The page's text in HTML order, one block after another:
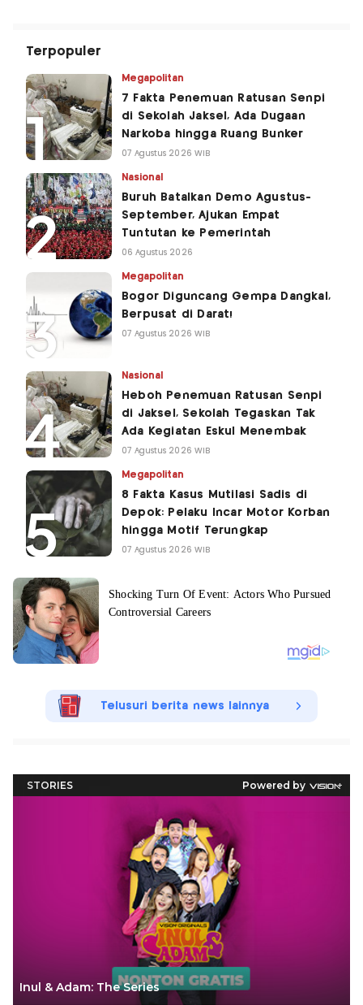
Terpopuler
Megapolitan
7 Fakta Penemuan Ratusan Senpi
di Sekolah Jaksel, Ada Dugaan
Narkoba hingga Ruang Bunker
07 Agustus 2026 WIB
Nasional
Buruh Batalkan Demo Agustus-
September, Ajukan Empat
Tuntutan ke Pemerintah
06 Agustus 2026
Megapolitan
Bogor Diguncang Gempa Dangkal,
Berpusat di Darat!
07 Agustus 2026 WIB
Nasional
Heboh Penemuan Ratusan Senpi
di Jaksel, Sekolah Tegaskan Tak
Ada Kegiatan Eskul Menembak
07 Agustus 2026 WIB
Megapolitan
8 Fakta Kasus Mutilasi Sadis di
Depok: Pelaku Incar Motor Korban
hingga Motif Terungkap
07 Agustus 2026 WIB
Telusuri berita news lainnya